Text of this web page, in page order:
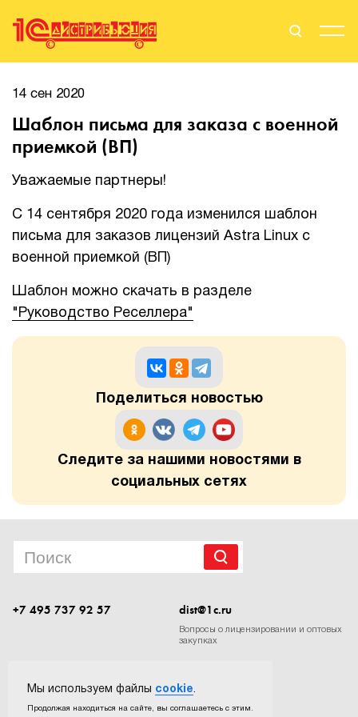
Поиск
Стать Партнером
Вендоры
События
Сервисы для партнеров
14 сен 2020
Шаблон письма для заказа с военной
приемкой (ВП)
Уважаемые партнеры!
С 14 сентября 2020 года изменился шаблон
письма для заказов лицензий Astra Linux с
военной приемкой (ВП)
Шаблон можно скачать в разделе
"Руководство Реселлера"
Поделиться новостью
Следите за нашими новостями в
социальных сетях
+7 495 737 92 57 dist@1c.ru
Вопросы о лицензировании и оптовых
закупках
Мы используем файлы cookie.
Продолжая находиться на сайте, вы соглашаетесь с этим.